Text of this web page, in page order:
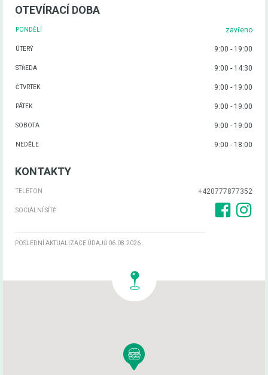
OTEVÍRACÍ DOBA
PONDĚLÍ zavřeno
ÚTERÝ 9:00 - 19:00
STŘEDA 9:00 - 14:30
ČTVRTEK 9:00 - 19:00
PÁTEK 9:00 - 19:00
SOBOTA 9:00 - 19:00
NEDĚLE 9:00 - 18:00
KONTAKTY
TELEFON +420777877352
SOCIÁLNÍ SÍTĚ:
POSLEDNÍ AKTUALIZACE ÚDAJŮ 06.08.2026